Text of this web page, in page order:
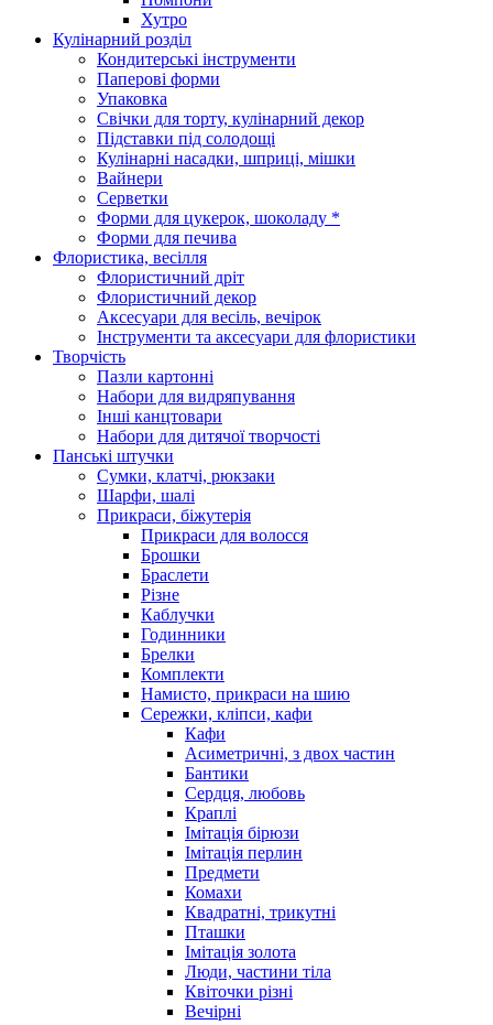
Хутро
Кулінарний розділ
Кондитерські інструменти
Паперові форми
Упаковка
Свічки для торту, кулінарний декор
Підставки під солодощі
Кулінарні насадки, шприці, мішки
Вайнери
Серветки
Форми для цукерок, шоколаду *
Форми для печива
Флористика, весілля
Флористичний дріт
Флористичний декор
Аксесуари для весіль, вечірок
Інструменти та аксесуари для флористики
Творчість
Пазли картонні
Набори для видряпування
Інші канцтовари
Набори для дитячої творчості
Панські штучки
Сумки, клатчі, рюкзаки
Шарфи, шалі
Прикраси, біжутерія
Прикраси для волосся
Брошки
Браслети
Різне
Каблучки
Годинники
Брелки
Комплекти
Намисто, прикраси на шию
Сережки, кліпси, кафи
Кафи
Асиметричні, з двох частин
Бантики
Сердця, любовь
Краплі
Імітація бірюзи
Імітація перлин
Предмети
Комахи
Квадратні, трикутні
Пташки
Імітація золота
Люди, частини тіла
Квіточки різні
Вечірні